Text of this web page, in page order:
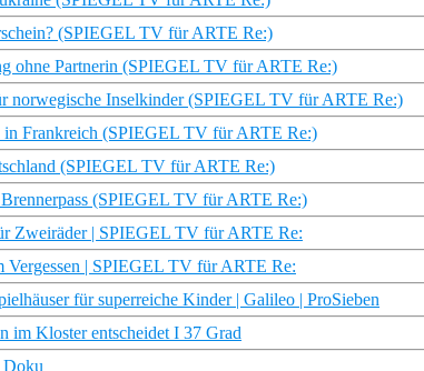
(SPIEGEL TV für ARTE Re:)
ohne Partnerin (SPIEGEL TV für ARTE Re:)
norwegische Inselkinder (SPIEGEL TV für ARTE Re:)
in Frankreich (SPIEGEL TV für ARTE Re:)
(SPIEGEL TV für ARTE Re:)
(SPIEGEL TV für ARTE Re:)
Zweiräder | SPIEGEL TV für ARTE Re:
| SPIEGEL TV für ARTE Re:
für superreiche Kinder | Galileo | ProSieben
im Kloster entscheidet I 37 Grad